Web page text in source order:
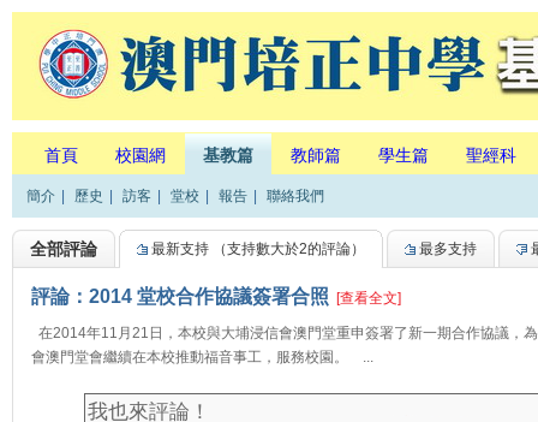
首頁 校園網 基教篇 教師篇 學生篇 聖經科
簡介 歷史 訪客 堂校 報告 聯絡我們
全部評論 最新支持 （支持數大於2的評論） 最多支持
評論：2014 堂校合作協議簽署合照 [查看全文]
在2014年11月21日，本校與大埔浸信會澳門堂重申簽署了新一期合作協議，
會澳門堂會繼續在本校推動福音事工，服務校園。 ...